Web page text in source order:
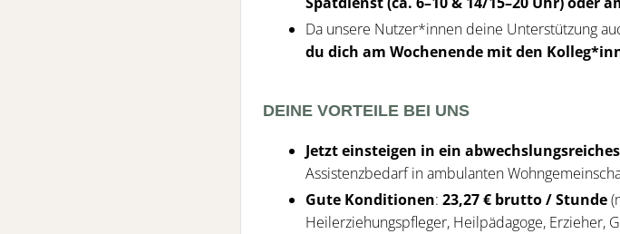
Da unsere Nutzer*innen deine Unterstützung
du dich am Wochenende mit den
DEINE VORTEILE BEI UNS
Jetzt einsteigen in ein
Assistenzbedarf in ambulanten
Gute Konditionen: 23,27 € brutto / Stunde
Heilerziehungspfleger, Heilpädagoge, Erzieher,